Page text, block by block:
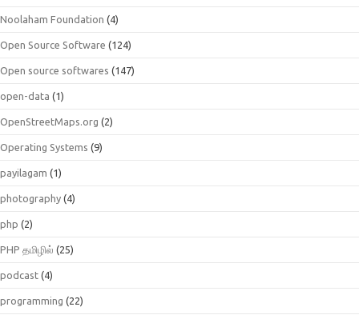
Noolaham Foundation (4)
Open Source Software (124)
Open source softwares (147)
open-data (1)
OpenStreetMaps.org (2)
Operating Systems (9)
payilagam (1)
photography (4)
php (2)
PHP தமிழில் (25)
podcast (4)
programming (22)